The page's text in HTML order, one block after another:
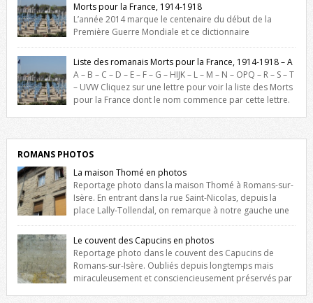
Morts pour la France, 1914-1918
L’année 2014 marque le centenaire du début de la
Première Guerre Mondiale et ce dictionnaire
biographique veut rendre hommage aux romanais Morts pour la
France durant ce conflit. La base de cette recherche historique est
constituée des noms gravés sur les plaques commémoratives de
l’Hôtel de Ville, du lycée du Dauphiné et du lycée Triboulet, […]
Liste des romanais Morts pour la France, 1914-1918 – A
A – B – C – D – E – F – G – HIJK – L – M – N – OPQ – R – S – T
– UVW Cliquez sur une lettre pour voir la liste des Morts
pour la France dont le nom commence par cette lettre.
ROMANS PHOTOS
La maison Thomé en photos
Reportage photo dans la maison Thomé à Romans-sur-
Isère. En entrant dans la rue Saint-Nicolas, depuis la
place Lally-Tollendal, on remarque à notre gauche une
maison construite au XVIè siècle. Les deux façades sont ornées de
fenêtres jumelles à meneaux. Entre ces deux étages, on peut voir une
niche qui contient une statue de la Vierge. […]
Le couvent des Capucins en photos
Reportage photo dans le couvent des Capucins de
Romans-sur-Isère. Oubliés depuis longtemps mais
miraculeusement et consciencieusement préservés par